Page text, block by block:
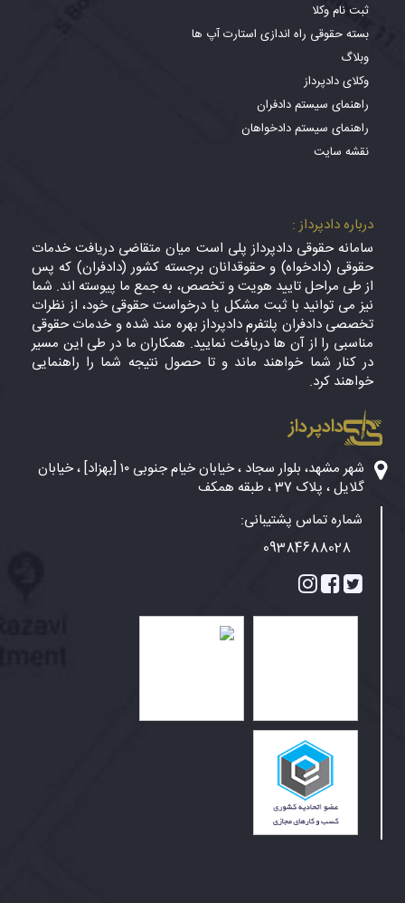
ثبت نام وکلا
بسته حقوقی راه اندازی استارت آپ ها
وبلاگ
وکلای دادپرداز
راهنمای سیستم دادفران
راهنمای سیستم دادخواهان
نقشه سایت
درباره دادپرداز :
سامانه حقوقی دادپرداز پلی است میان متقاضی دریافت خدمات
حقوقی (دادخواه) و حقوقدانان برجسته کشور (دادفران) که پس
از طی مراحل تایید هویت و تخصص، به جمع ما پیوسته اند. شما
نیز می توانید با ثبت مشکل یا درخواست حقوقی خود، از نظرات
تخصصی دادفران پلتفرم دادپرداز بهره مند شده و خدمات حقوقی
مناسبی را از آن ها دریافت نمایید. همکاران ما در طی این مسیر
در کنار شما خواهند ماند و تا حصول نتیجه شما را راهنمایی
خواهند کرد.
دادپرداز
شهر مشهد، بلوار سجاد ، خیابان خیام جنوبی ۱۰ [بهزاد] ، خیابان
گلایل ، پلاک 37 ، طبقه همکف
شماره تماس پشتیبانی:
09384688028